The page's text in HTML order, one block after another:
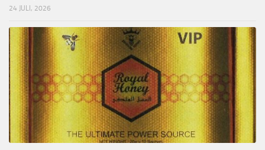
24 JULI, 2026